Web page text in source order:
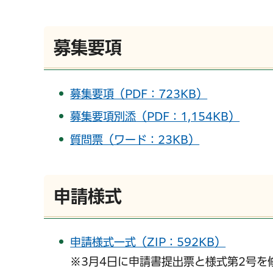
募集要項
募集要項（PDF：723KB）
募集要項別添（PDF：1,154KB）
質問票（ワード：23KB）
申請様式
申請様式一式（ZIP：592KB）
※3月4日に申請書提出票と様式第2号を